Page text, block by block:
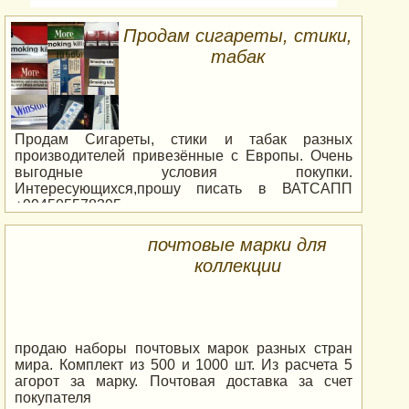
Средиземном, Мертвом и Красном морях и
множество разных видов туров и экскурсий по
Израилю. Для этого Вам нужно сделать самую
малость, собраться прилететь к нам!!! А мы со
всей своей ответственностью сделаем все,
чтобы ваш отдых был полон ярких красок,
впечатлений и незабываемых моментов жизни.
Позаботимся о вас с нашей встречи в аэропорту,
и будем с вами до самого отъезда.
Продам сигареты, стики,
табак
Продам Сигареты, стики и табак разных
производителей привезённые с Европы. Очень
выгодные условия покупки.
Интересующихся,прошу писать в ВАТСАПП
+994505578395
почтовые марки для
коллекции
продаю наборы почтовых марок разных стран
мира. Комплект из 500 и 1000 шт. Из расчета 5
агорот за марку. Почтовая доставка за счет
покупателя